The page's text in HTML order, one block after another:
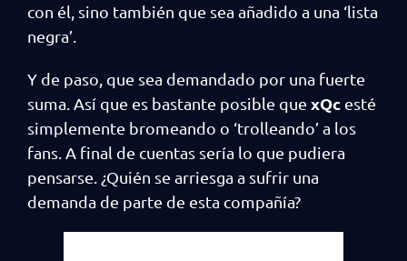
con él, sino también que sea añadido a una ‘lista
negra’.
Y de paso, que sea demandado por una fuerte
suma. Así que es bastante posible que xQc esté
simplemente bromeando o ‘trolleando’ a los
fans. A final de cuentas sería lo que pudiera
pensarse. ¿Quién se arriesga a sufrir una
demanda de parte de esta compañía?